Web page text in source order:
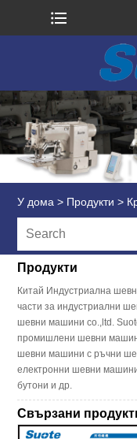
У дома > Продукти >
Продукти
Китай Индустриална
части за индустриални
шевни машини co.,ltd.
промишлени шевни
шевни машини с ръчни
електронни шевни
бутони и др.
Свързани